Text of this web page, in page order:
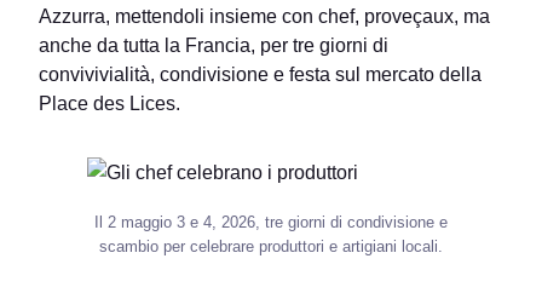
Azzurra, mettendoli insieme con chef, proveçaux, ma
anche da tutta la Francia, per tre giorni di
convivivialità, condivisione e festa sul mercato della
Place des Lices.
Il 2 maggio 3 e 4, 2026, tre giorni di condivisione e
scambio per celebrare produttori e artigiani locali.